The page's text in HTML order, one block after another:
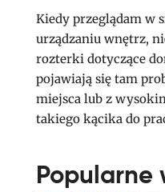
Kiedy przeglądam w
urządzaniu wnętrz,
rozterki dotyczące
pojawiają się tam
miejsca lub z
takiego kącika do
Popularne